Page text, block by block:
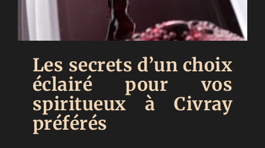
Les secrets d’un choix
éclairé pour vos
spiritueux à Civray
préférés